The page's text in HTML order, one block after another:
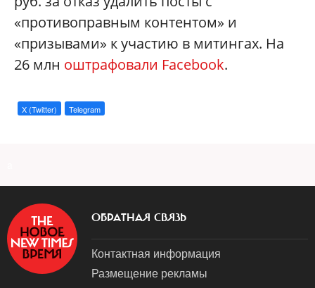
«противоправным контентом» и
«призывами» к участию в митингах. На
26 млн оштрафовали Facebook.
X (Twitter) Telegram
ОБРАТНАЯ СВЯЗЬ
Контактная информация
Размещение рекламы